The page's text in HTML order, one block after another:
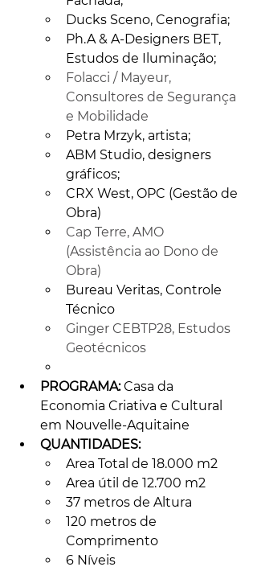
Ducks Sceno, Cenografia;
Ph.A & A-Designers BET,
Estudos de Iluminação;
Folacci / Mayeur,
Consultores de Segurança
e Mobilidade
Petra Mrzyk, artista;
ABM Studio, designers
gráficos;
CRX West, OPC (Gestão de
Obra)
Cap Terre, AMO
(Assistência ao Dono de
Obra)
Bureau Veritas, Controle
Técnico
Ginger CEBTP28, Estudos
Geotécnicos
PROGRAMA: Casa da
Economia Criativa e Cultural
em Nouvelle-Aquitaine
QUANTIDADES:
Area Total de 18.000 m2
Area útil de 12.700 m2
37 metros de Altura
120 metros de
Comprimento
6 Níveis